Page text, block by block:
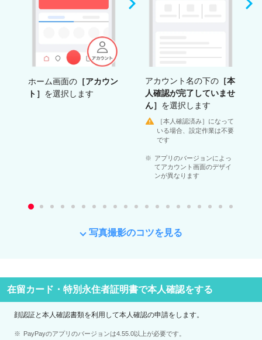
ホーム画面の ［アカウン
ト］ を選択します
アカウント名の下の ［本
人確認が完了していませ
ん］ を選択します
［本人確認済み］になって
いる場合、設定作業は不要
です
アプリのバージョンによっ
てアカウント画面のデザイ
ンが異なります
写真撮影のコツを見る
在留カード・特別永住者証明書で本人確認をする
顔認証と本人確認書類を利用して本人確認の申請をします。
PayPayのアプリのバージョンは4.55.0以上が必要です。